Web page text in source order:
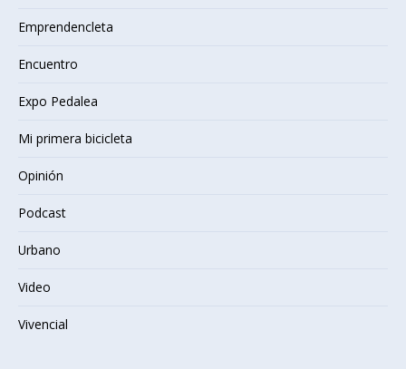
Emprendencleta
Encuentro
Expo Pedalea
Mi primera bicicleta
Opinión
Podcast
Urbano
Video
Vivencial